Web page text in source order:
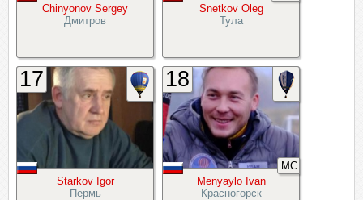
Chinyonov Sergey
Дмитров
Snetkov Oleg
Тула
Starkov Igor
Пермь
17
Menyaylo Ivan
Красногорск
МС
18